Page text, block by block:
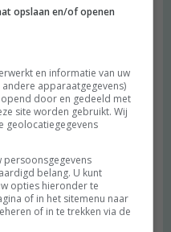
naar de reclame van
van voetbal. We zatten
Ook Jolink hult zich
om na te denken waar
:(( de mens weet niet van
mens blijft met de
opvoeding op scholen dat is
dood ziek van al dat
opslaan en/of openen
en informatie van uw
apparaatgegevens)
door en gedeeld met
site worden gebruikt. Wij
geolocatiegegevens
persoonsgegevens
belang. U kunt
opties hieronder te
of in het sitemenu naar
of in te trekken via de